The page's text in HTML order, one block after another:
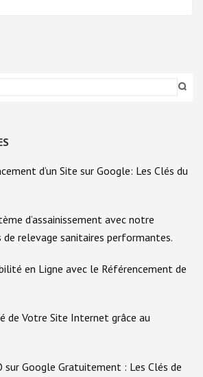
d’un Site sur Google: Les Clés du
d’assainissement avec notre
relevage sanitaires performantes.
en Ligne avec le Référencement de
de Votre Site Internet grâce au
sur Google Gratuitement : Les Clés de